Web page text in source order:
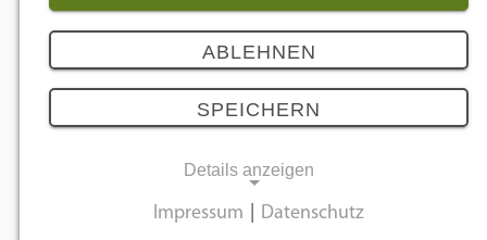
4 Bilder
Testride: Voge SR4 Max 350
Zweiradmarke Voge hat seit diesem Jahr einen
ABLEHNEN
SPEICHERN
Details anzeigen
Impressum Datenschutz